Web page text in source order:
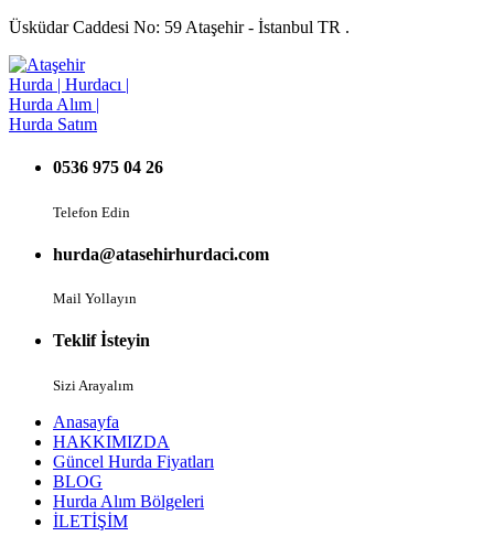
Üsküdar Caddesi No: 59 Ataşehir - İstanbul TR .
0536 975 04 26
Telefon Edin
hurda@atasehirhurdaci.com
Mail Yollayın
Teklif İsteyin
Sizi Arayalım
Anasayfa
HAKKIMIZDA
Güncel Hurda Fiyatları
BLOG
Hurda Alım Bölgeleri
İLETİŞİM